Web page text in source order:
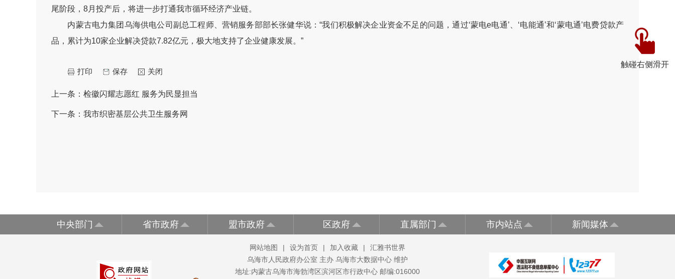
触碰右侧滑开
尾阶段，8月投产后，将进一步打通我市循环经济产业链。
内蒙古电力集团乌海供电公司副总工程师、营销服务部部长张健华说：“我们积极解决企业资金不足的问题，通过‘蒙电e电通’、‘电能通’和‘蒙电通’电费贷款产
品，累计为10家企业解决贷款7.82亿元，极大地支持了企业健康发展。”
关闭
保存
打印
上一条： 检徽闪耀志愿红 服务为民显担当
下一条： 我市织密基层公共卫生服务网
中央部门 省市政府 盟市政府 区政府 直属部门 市内站点 新闻媒体
网站地图 | 设为首页 | 加入收藏 |
汇雅书世界
乌海市人民政府办公室 主办 乌海市大数据中心 维护
地址:内蒙古乌海市海勃湾区滨河区市行政中心 邮编:016000